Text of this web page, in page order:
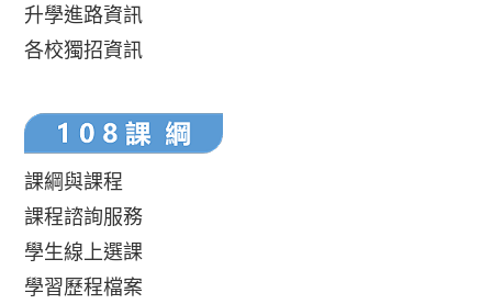
升學進路資訊
各校獨招資訊
課綱與課程
課程諮詢服務
學生線上選課
學習歷程檔案